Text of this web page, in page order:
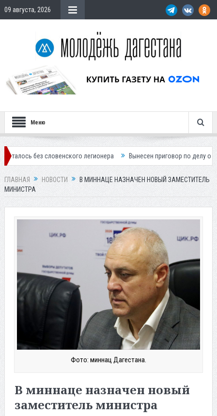
09 августа, 2026
Меню
словенского легионера Вынесен приговор по делу о
ГЛАВНАЯ НОВОСТИ
В МИННАЦЕ НАЗНАЧЕН НОВЫЙ ЗАМЕСТИТЕЛЬ
МИНИСТРА
Фото: миннац Дагестана.
В миннаце назначен новый
заместитель министра